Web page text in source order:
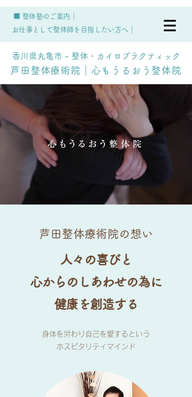
■ 整体塾のご案内｜
お仕事として整体師を目指したい方へ｜
香川県丸亀市 - 整体・カイロプラクティック
芦田整体療術院｜心もうるおう整体院
芦田整体療術院の想い
人々の喜びと
心からのしあわせの為に
健康を創造する
身体を労わり自己を愛するという
ホスピタリティマインド